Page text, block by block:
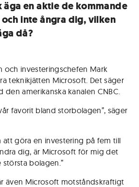
äga en aktie de kommande
inte ångra dig, vilken
då?
och investeringschefen Mark
teknikjätten Microsoft. Det säger
den amerikanska kanalen CNBC.
favorit bland storbolagen”, säger
att göra en investering på fem till
dig, är Microsoft för mig det
bolagen.”
även Microsoft motståndskraftigt